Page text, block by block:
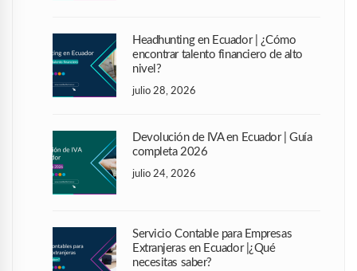
Headhunting en Ecuador | ¿Cómo
encontrar talento financiero de alto
nivel?
julio 28, 2026
Devolución de IVA en Ecuador | Guía
completa 2026
julio 24, 2026
Servicio Contable para Empresas
Extranjeras en Ecuador |¿Qué
necesitas saber?